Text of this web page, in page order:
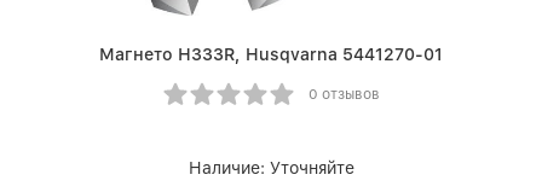
Магнето Н333R, Husqvarna 5441270-01
0 отзывов
Наличие: Уточняйте